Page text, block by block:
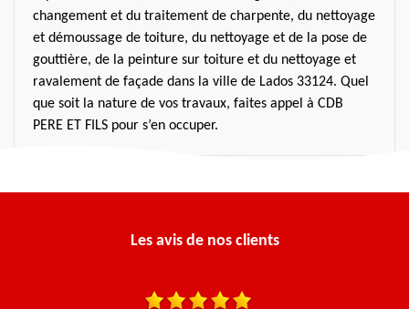
changement et du traitement de charpente, du nettoyage
et démoussage de toiture, du nettoyage et de la pose de
gouttière, de la peinture sur toiture et du nettoyage et
ravalement de façade dans la ville de Lados 33124. Quel
que soit la nature de vos travaux, faites appel à CDB
PERE ET FILS pour s’en occuper.
Les avis de nos clients